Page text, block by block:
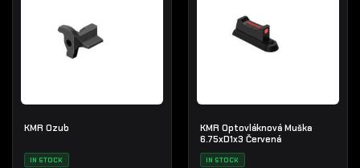
KMR Ozub
IN STOCK
KMR Optovláknová Muška
6.75xD1x3 Červená
IN STOCK